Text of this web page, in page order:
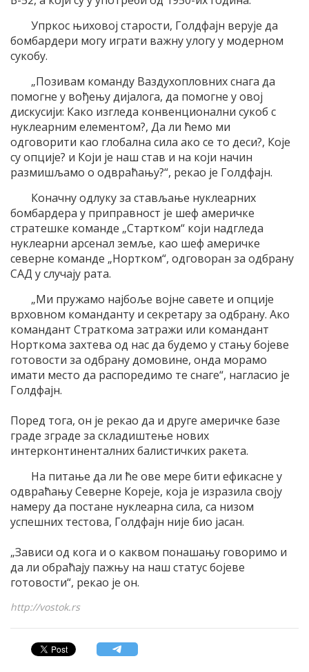
Упркос њиховој старости, Голдфајн верује да
бомбардери могу играти важну улогу у модерном
сукобу.
„Позивам команду Ваздухопловних снага да
помогне у вођењу дијалога, да помогне у овој
дискусији: Како изгледа конвенционални сукоб с
нуклеарним елементом?, Да ли ћемо ми
одговорити као глобална сила ако се то деси?, Које
су опције? и Који је наш став и на који начин
размишљамо о одвраћању?“, рекао је Голдфајн.
Коначну одлуку за стављање нуклеарних
бомбардера у приправност је шеф америчке
стратешке команде „Стартком“ који надгледа
нуклеарни арсенал земље, као шеф америчке
северне команде „Нортком“, одговоран за одбрану
САД у случају рата.
„Ми пружамо најбоље војне савете и опције
врховном команданту и секретару за одбрану. Ако
командант Страткома затражи или командант
Норткома захтева од нас да будемо у стању бојеве
готовости за одбрану домовине, онда морамо
имати место да распоредимо те снаге“, нагласио је
Голдфајн.
Поред тога, он је рекао да и друге америчке базе
граде зграде за складиштење нових
интерконтиненталних балистичких ракета.
На питање да ли ће ове мере бити ефикасне у
одвраћању Северне Кореје, која је изразила своју
намеру да постане нуклеарна сила, са низом
успешних тестова, Голдфајн није био јасан.
„Зависи од кога и о каквом понашању говоримо и
да ли обраћају пажњу на наш статус бојеве
готовости“, рекао је он.
http://vostok.rs